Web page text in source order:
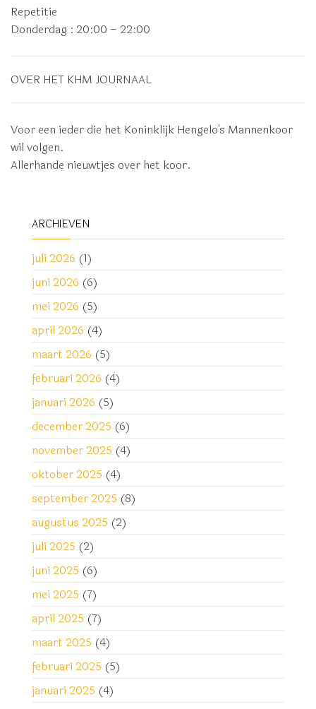
Repetitie
Donderdag : 20:00 – 22:00
OVER HET KHM JOURNAAL
Voor een ieder die het Koninklijk Hengelo's Mannenkoor
wil volgen.
Allerhande nieuwtjes over het koor.
ARCHIEVEN
juli 2026 (1)
juni 2026 (6)
mei 2026 (5)
april 2026 (4)
maart 2026 (5)
februari 2026 (4)
januari 2026 (5)
december 2025 (6)
november 2025 (4)
oktober 2025 (4)
september 2025 (8)
augustus 2025 (2)
juli 2025 (2)
juni 2025 (6)
mei 2025 (7)
april 2025 (7)
maart 2025 (4)
februari 2025 (5)
januari 2025 (4)